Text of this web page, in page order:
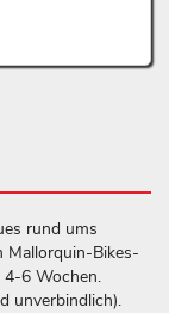
rund ums
Mallorquin-Bikes-
4-6 Wochen.
unverbindlich).